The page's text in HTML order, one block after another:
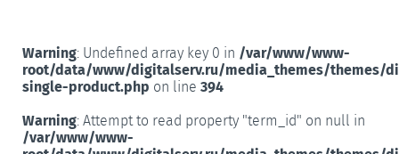
Warning: Undefined array key 0 in /var/www/www-
root/data/www/digitalserv.ru/media_themes/themes/
single-product.php on line 394
Warning: Attempt to read property "term_id" on null in
/var/www/www-